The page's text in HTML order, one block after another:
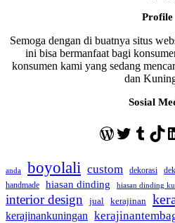
Profile
Semoga dengan di buatnya situs
ini bisa bermanfaat bagi
konsumen kami yang sedang
dan
Sosial
WordPress
Twitter
anda boyolali custom dekorasi
handmade hiasan dinding hiasan dinding
interior design jual kerajinan
kerajinankuningan